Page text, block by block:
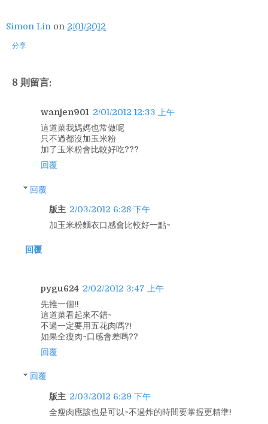
Simon Lin on 2/01/2012
分享
8 則留言:
wanjen901 2/01/2012 12:33 上午
這道菜我媽媽也常做呢
只不過都沒加玉米粉
加了玉米粉會比較好吃???
回覆
回覆
版主 2/03/2012 6:28 下午
加玉米粉麵衣口感會比較好一點~
回覆
pygu624 2/02/2012 3:47 上午
先推一個!!
這道菜看起來不錯~
不過一定要用五花肉嗎?!
如果全瘦肉~口感會差嗎??
回覆
回覆
版主 2/03/2012 6:29 下午
全瘦肉應該也是可以~不過炸的時間要掌握更精準!